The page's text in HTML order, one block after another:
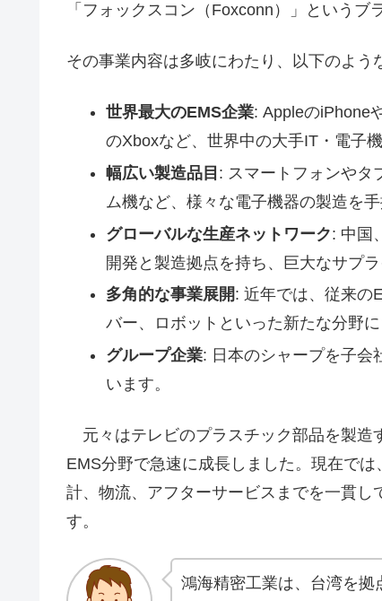
「フォックスコン（Foxconn）」というブ
その事業内容は多岐にわたり、以下のよう
世界最大のEMS企業: AppleのiPhone
のXboxなど、世界中の大手IT・電子
幅広い製造品目 : スマートフォンやタ
ム機など、様々な電子機器の製造を手
グローバルな生産ネットワーク: 中国
開発と製造拠点を持ち、巨大なサプ
多角的な事業展開: 近年では、従来の
バー、ロボットといった新たな分野に
グループ企業: 日本のシャープを子会
います。
元々はテレビのプラスチック部品を製造
EMS分野で急速に成長しました。現在で
計、物流、アフターサービスまでを一貫し
す。
鴻海精密工業は、台湾を拠